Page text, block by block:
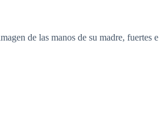
de las manos de su madre, fuertes e